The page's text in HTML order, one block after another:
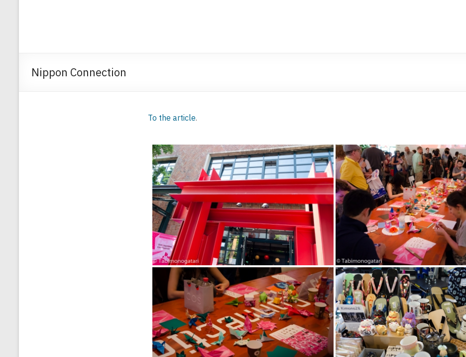
Nippon Connection
To the article.